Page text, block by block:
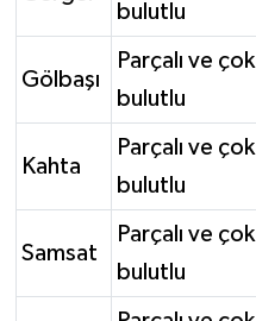
bulutlu
Gölbaşı
Parçalı ve çok
bulutlu
Kahta
Parçalı ve çok
bulutlu
Samsat
Parçalı ve çok
bulutlu